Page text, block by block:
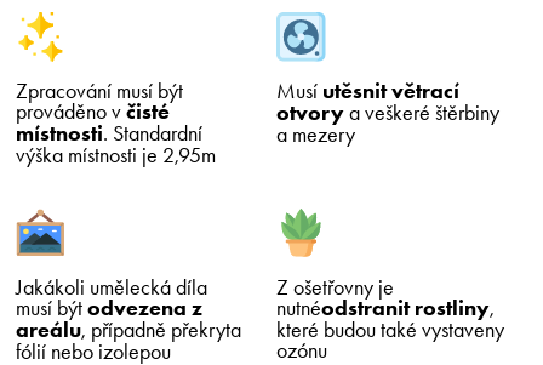
Zpracování musí být
prováděno včisté
místnosti. Standardní
výška místnosti je 2,95m
Musí utěsnit větrací
otvorya veškeré štěrbiny
a mezery
Jakákoli umělecká díla
musí býtodvezena z
areálu, případně překryta
fólií nebo izolepou
Z ošetřovny je
nutnéodstranit rostliny,
které budou také vystaveny
ozónu